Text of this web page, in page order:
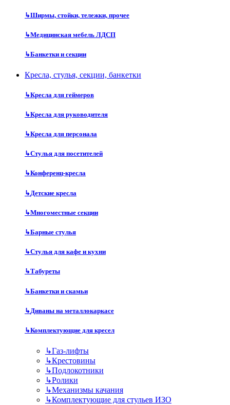
↳Ширмы, стойки, тележки, прочее
↳Медицинская мебель ЛДСП
↳Банкетки и секции
Кресла, стулья, секции, банкетки
↳Кресла для геймеров
↳Кресла для руководителя
↳Кресла для персонала
↳Стулья для посетителей
↳Конференц-кресла
↳Детские кресла
↳Многоместные секции
↳Барные стулья
↳Стулья для кафе и кухни
↳Табуреты
↳Банкетки и скамьи
↳Диваны на металлокаркасе
↳Комплектующие для кресел
↳Газ-лифты
↳Крестовины
↳Подлокотники
↳Ролики
↳Механизмы качания
↳Комплектующие для стульев ИЗО